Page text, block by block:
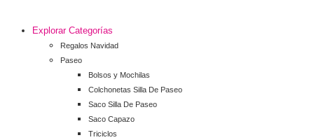
Explorar Categorías
Regalos Navidad
Paseo
Bolsos y Mochilas
Colchonetas Silla De Paseo
Saco Silla De Paseo
Saco Capazo
Triciclos